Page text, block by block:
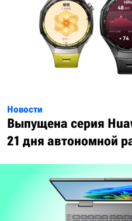
Новости
Выпущена серия
21 дня автономной